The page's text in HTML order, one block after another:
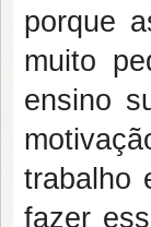
porque
muito
ensino
trabalho
fazer